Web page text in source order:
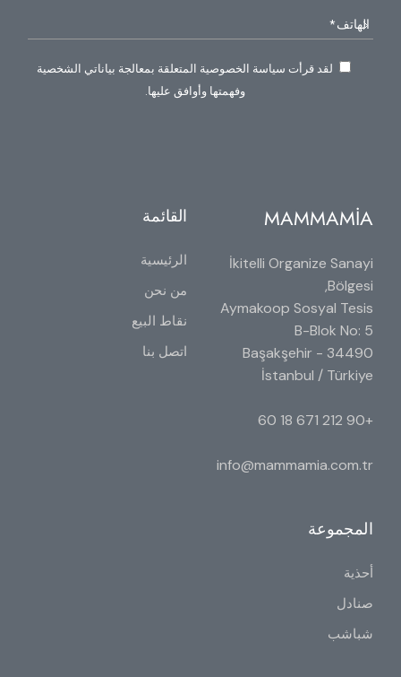
لقد قرأت سياسة الخصوصية المتعلقة بمعالجة بياناتي الشخصية
وفهمتها وأوافق عليها.
MAMMAMİA
İkitelli Organize Sanayi
Bölgesi,
Aymakoop Sosyal Tesis
B-Blok No: 5
34490 Başakşehir -
İstanbul / Türkiye
+90 212 671 18 60
info@mammamia.com.tr
القائمة
الرئيسية
من نحن
نقاط البيع
اتصل بنا
المجموعة
أحذية
صنادل
شباشب